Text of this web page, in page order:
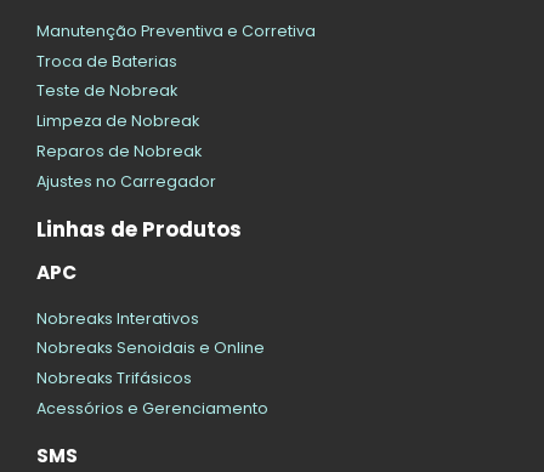
Manutenção Preventiva e Corretiva
Troca de Baterias
Teste de Nobreak
Limpeza de Nobreak
Reparos de Nobreak
Ajustes no Carregador
Linhas de Produtos
APC
Nobreaks Interativos
Nobreaks Senoidais e Online
Nobreaks Trifásicos
Acessórios e Gerenciamento
SMS